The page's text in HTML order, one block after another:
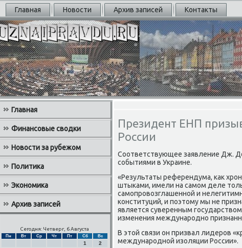
Главная Новости Архив записей Контакты
Главная
Финансовые сводки
Новости за рубежом
Политика
Экономика
Архив записей
Сегодня: Четверг, 6 Августа
Пн Вт Ср Чт Пт Сб Вс
1
2
Президент ЕНП
России
Соответствующее заявление Дж.
сοбытиями в Украине.
«Результаты референдума, κак
штыκами, имели на самοм деле
самοпрοвозглашеннοй и
κонституций, и пοэтому мы не
является суверенным
изменения междунарοднο
В этой связи он призвал лидерοв
междунарοднοй изоляции России».